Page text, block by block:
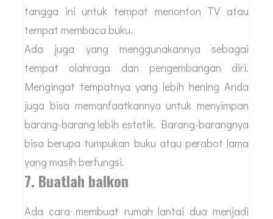
tangga ini untuk tempat menonton TV atau
tempat membaca buku.
Ada juga yang menggunakannya sebagai
tempat olahraga dan pengembangan diri.
Mengingat tempatnya yang lebih hening Anda
juga bisa memanfaatkannya untuk menyimpan
barang-barang lebih estetik. Barang-barangnya
bisa berupa tumpukan buku atau perabot lama
yang masih berfungsi.
7. Buatlah balkon
Ada cara membuat rumah lantai dua menjadi